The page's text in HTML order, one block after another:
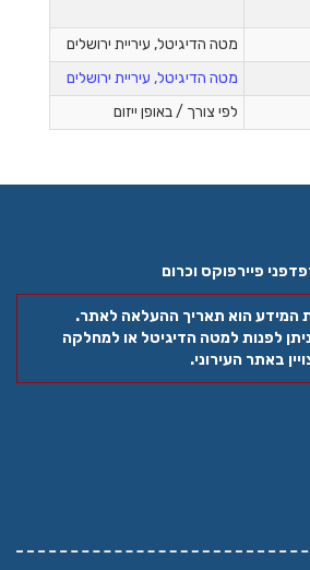
מטה הדיגיטל, עיריית ירושלים
מטה הדיגיטל, עיריית ירושלים
לפי צורך / באופן ייזום
פיירפוקס וכרום
המידע הוא תאריך ההעלאה לאתר.
לפנות למטה הדיגיטל או למחלקה
באתר העירוני.